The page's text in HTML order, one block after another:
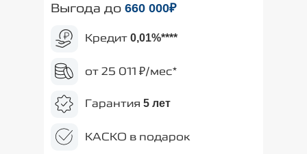
Кредит 0,01%****
от 25 011 ₽/мес*
Гарантия 5 лет
КАСКО в подарок
Выгода до 660 000₽